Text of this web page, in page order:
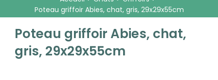
Poteau griffoir Abies, chat, gris, 29x29x55cm
Poteau griffoir Abies, chat,
gris, 29x29x55cm